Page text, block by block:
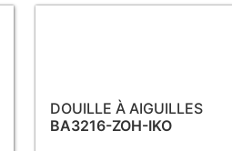
DOUILLE À AIGUILLES
BA3216-ZOH-IKO